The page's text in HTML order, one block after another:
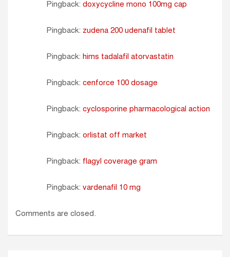
Pingback: doxycycline mono 100mg cap
Pingback: zudena 200 udenafil tablet
Pingback: hims tadalafil atorvastatin
Pingback: cenforce 100 dosage
Pingback: cyclosporine pharmacological action
Pingback: orlistat off market
Pingback: flagyl coverage gram
Pingback: vardenafil 10 mg
Comments are closed.